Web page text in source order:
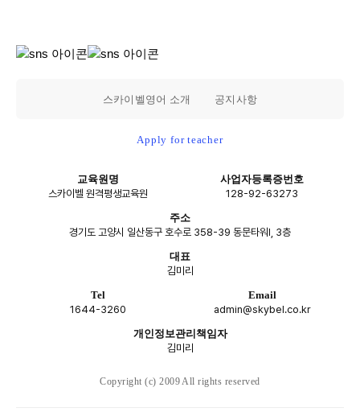
스카이벨영어 소개 공지사항
Apply for teacher
교육원명
스카이벨 원격평생교육원
사업자등록증번호
128-92-63273
주소
경기도 고양시 일산동구 호수로 358-39 동문타워I, 3층
대표
김미리
Tel
1644-3260
Email
admin@skybel.co.kr
개인정보관리책임자
김미리
Copyright (c) 2009 All rights reserved